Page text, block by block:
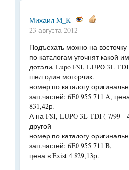
Михаил M_K
23 августа 2012
Подъехать можно на восточку
по каталогам уточнят какой
детали. Lupo FSI, LUPO 3L
шел один моторчик.
номер по каталогу
зап.частей: 6E0 955 711 A,
831,42р.
А на FSI, LUPO 3L TDI ( 7/99 -
другой.
номер по каталогу
зап.частей: 6E0 955 711 B,
цена в Exist 4 829,13р.